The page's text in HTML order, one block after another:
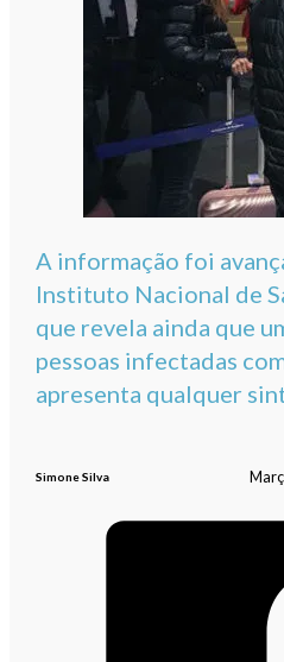
A informação foi
Instituto Nacional de
que revela ainda que
pessoas infectadas
apresenta qualquer
Simone Silva